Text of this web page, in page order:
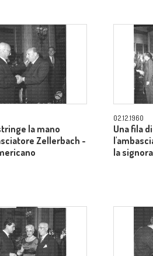
la mano
Zellerbach -
02.12.1960
Una fila
la